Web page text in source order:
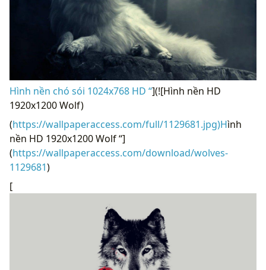
Hình nền chó sói 1024x768 HD “](![Hình nền HD
1920x1200 Wolf)
(https://wallpaperaccess.com/full/1129681.jpg)Hình
nền HD 1920x1200 Wolf “]
(https://wallpaperaccess.com/download/wolves-
1129681)
[